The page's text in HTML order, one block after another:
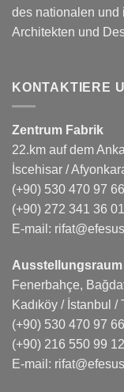
des nationalen und
Architekten und
KONTAKTIERE
Zentrum Fabrik
22.km auf dem
İscehisar /
(+90) 530 470 97 66
(+90) 272 341 36 01
E-mail:
Fenerbahçe,
Kadıköy / İstanbul /
(+90) 530 470 97 66
(+90) 216 550 99 12
E-mail: